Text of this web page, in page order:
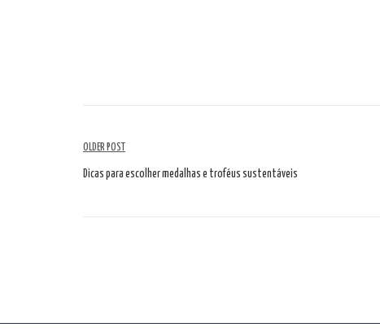
Navegação
de
OLDER POST
Dicas para escolher medalhas e troféus sustentáveis